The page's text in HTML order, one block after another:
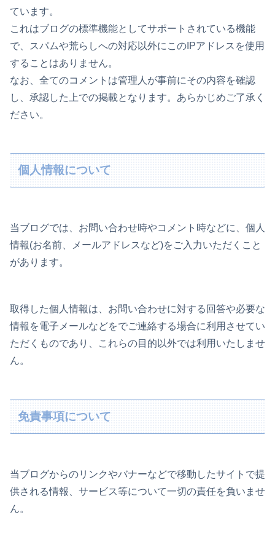
ています。
これはブログの標準機能としてサポートされている機能
で、スパムや荒らしへの対応以外にこのIPアドレスを使用
することはありません。
なお、全てのコメントは管理人が事前にその内容を確認
し、承認した上での掲載となります。あらかじめご了承く
ださい。
個人情報について
当ブログでは、お問い合わせ時やコメント時などに、個人
情報(お名前、メールアドレスなど)をご入力いただくこと
があります。
取得した個人情報は、お問い合わせに対する回答や必要な
情報を電子メールなどをでご連絡する場合に利用させてい
ただくものであり、これらの目的以外では利用いたしませ
ん。
免責事項について
当ブログからのリンクやバナーなどで移動したサイトで提
供される情報、サービス等について一切の責任を負いませ
ん。